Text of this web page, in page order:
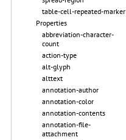
table-cell-repeated-marker
Properties
abbreviation-character-
count
action-type
alt-glyph
alttext
annotation-author
annotation-color
annotation-contents
annotation-file-
attachment